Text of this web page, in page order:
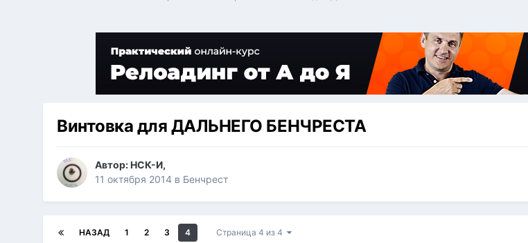
Винтовка для ДАЛЬНЕГО БЕНЧРЕСТА
Автор:НСК-И,
11 октября 2014 в Бенчрест
НАЗАД 1 2 3 4 Страница 4 из 4